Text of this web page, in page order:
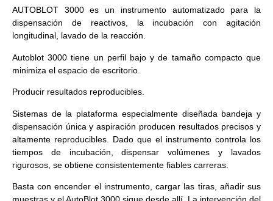
AUTOBLOT 3000 es un instrumento automatizado para la
dispensación de reactivos, la incubación con agitación
longitudinal, lavado de la reacción.
Autoblot 3000 tiene un perfil bajo y de tamaño compacto que
minimiza el espacio de escritorio.
Producir resultados reproducibles.
Sistemas de la plataforma especialmente diseñada bandeja y
dispensación única y aspiración producen resultados precisos y
altamente reproducibles. Dado que el instrumento controla los
tiempos de incubación, dispensar volúmenes y lavados
rigurosos, se obtiene consistentemente fiables carreras.
Basta con encender el instrumento, cargar las tiras, añadir sus